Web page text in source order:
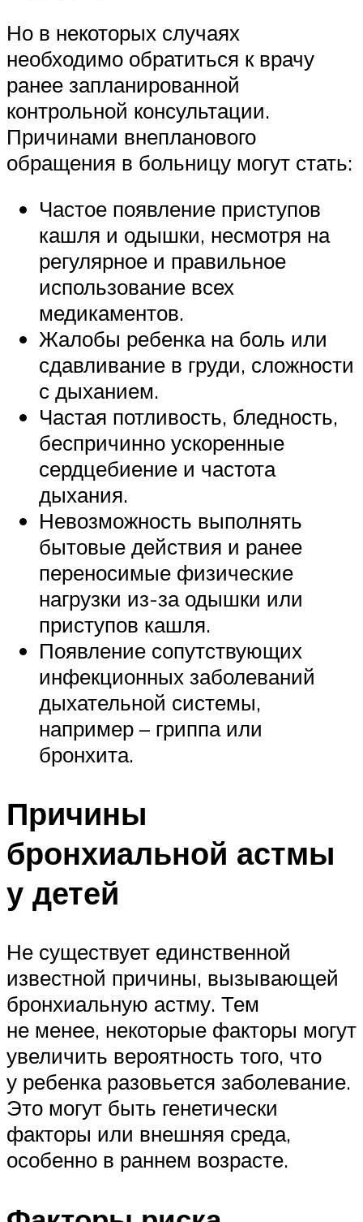
Но в некоторых случаях
необходимо обратиться к врачу
ранее запланированной
контрольной консультации.
Причинами внепланового
обращения в больницу могут стать:
Частое появление приступов
кашля и одышки, несмотря на
регулярное и правильное
использование всех
медикаментов.
Жалобы ребенка на боль или
сдавливание в груди, сложности
с дыханием.
Частая потливость, бледность,
беспричинно ускоренные
сердцебиение и частота
дыхания.
Невозможность выполнять
бытовые действия и ранее
переносимые физические
нагрузки из-за одышки или
приступов кашля.
Появление сопутствующих
инфекционных заболеваний
дыхательной системы,
например – гриппа или
бронхита.
Причины
бронхиальной астмы
у детей
Не существует единственной
известной причины, вызывающей
бронхиальную астму. Тем
не менее, некоторые факторы могут
увеличить вероятность того, что
у ребенка разовьется заболевание.
Это могут быть генетически
факторы или внешняя среда,
особенно в раннем возрасте.